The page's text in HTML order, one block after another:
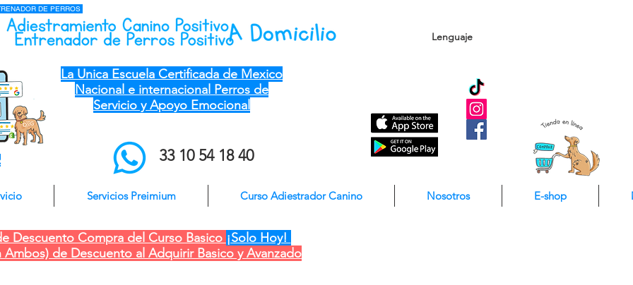
el mejor entrenador de perros a domicilio qro ver pue gdl cdmx mty cdmx modest
dog adiestramiento canino
La Unica Escuela Certificada de Mexico
Nacional e internacional Perros de
Servicio y Apoyo Emocional
33 10 54 18 40
DE PERROS
Lenguaje
Servicios Preimium Curso Adiestrador Canino Nosotros E-shop
Descuento Compra del Curso Basico ¡Solo Hoy!
Ambos) de Descuento al Adquirir Basico y Avanzado